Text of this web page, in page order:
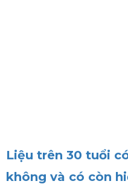
Liệu trên 30 tuổi
không và có còn